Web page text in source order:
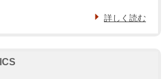
詳しく読む